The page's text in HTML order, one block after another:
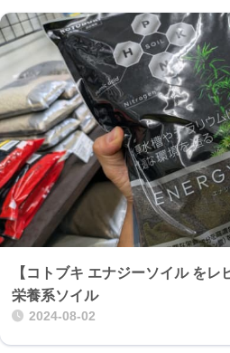
【コトブキ エナジーソイル を
栄養系ソイル
2024-08-02